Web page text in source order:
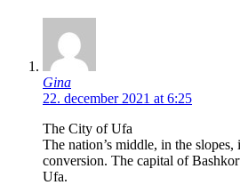
Gina
22. december 2021 at 6:25
The City of Ufa
The nation’s middle, in the
conversion. The capital of
Ufa.